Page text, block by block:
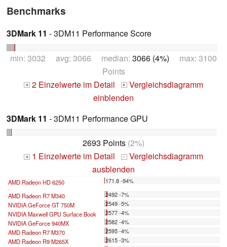
Benchmarks
3DMark 11 - 3DM11 Performance Score
min: 3032 avg: 3066 median: 3066 (4%) max: 3100
Points
+ 2 Einzelwerte im Detail + Vergleichsdiagramm
einblenden
3DMark 11 - 3DM11 Performance GPU
2693 Points (2%)
+ 1 Einzelwerte im Detail - Vergleichsdiagramm
ausblenden
AMD Radeon HD 6250 171.8 -94%
...
AMD Radeon R7 M340
2492 -7%
NVIDIA GeForce GT 750M
2549 -5%
NVIDIA Maxwell GPU Surface Book
2577 -4%
NVIDIA GeForce 940MX
2582 -4%
AMD Radeon R7 M370
2595 -4%
AMD Radeon R9 M265X
2615 -3%